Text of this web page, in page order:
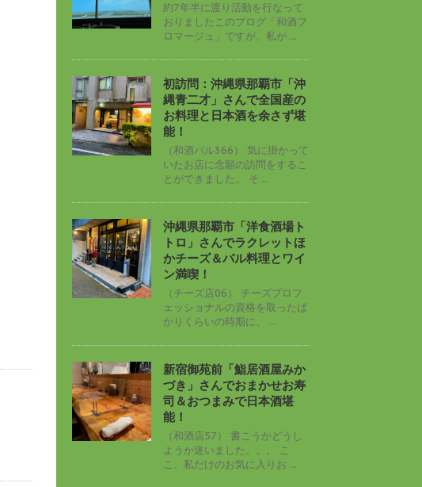
約7年半に渡り活動を行なって
おりましたこのブログ「和酒フ
ロマージュ」ですが、私が ...
初訪問：沖縄県那覇市「沖
縄青二才」さんで全国産の
お料理と日本酒を余さず堪
能！
（和酒バル366） 気に掛かって
いたお店に念願の訪問をするこ
とができました。 そ ...
沖縄県那覇市「洋食酒場ト
トロ」さんでラクレットほ
かチーズ＆バル料理とワイ
ン満喫！
（チーズ店06） チーズプロフ
ェッショナルの資格を取ったば
かりくらいの時期に、 ...
新宿御苑前「鮨居酒屋みか
づき」さんでおまかせお寿
司＆おつまみで日本酒堪
能！
（和酒店57） 書こうかどうし
ようか迷いました。。。 こ
こ、私だけのお気に入りお ...